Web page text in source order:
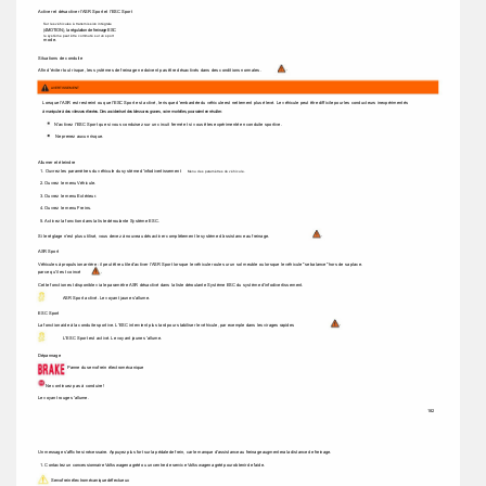
ESC Sport
parce qu'il est coincé
le système peut être commuté sur un sport
Ne continuez pas à conduire !
Allumer et éteindre
Lorsque l'ASR est restreint ou que l'ESC Sport est activé, le risque d'embardée du véhicule est nettement plus élevé. Le véhicule peut être difficile pour les conducteurs inexpérimentés
.
3. Ouvrez le menu Extérieur.
Dépannage
Afin d'éviter tout risque, les systèmes de freinage ne doivent pas être désactivés dans des conditions normales.
Véhicules à propulsion arrière : il peut être utile d'activer l'ASR Sport lorsque le véhicule roule sur un sol meuble ou lorsque le véhicule "se balance" hors de sa place.
Ne prenez aucun risque.
ASR Sport activé. Le voyant jaune s'allume.
(4MOTION), la régulation de freinage ESC
Menu des paramètres du véhicule.
Panne du servofrein électromécanique
AVERTISSEMENT
ASR Sport
182
2. Ouvrez le menu Véhicule.
N'activez l'ESC Sport que si vous conduisez sur un circuit fermé et si vous êtes expérimenté en conduite sportive.
Cette fonction est disponible via le paramètre ASR désactivé dans la liste déroulante Système ESC du système d'infodivertissement.
L'ESC Sport est activé. Le voyant jaune s'allume.
Situations de conduite
Sur les véhicules à transmission intégrale
5. Activez la fonction dans la liste déroulante Système ESC.
.
.
1. Ouvrez les paramètres du véhicule du système d'infodivertissement
La fonction aide à la conduite sportive. L'ESC intervient plus tard pour stabiliser le véhicule, par exemple dans les virages rapides
mode.
Si le réglage n'est plus utilisé, vous devez à nouveau désactiver complètement le système d'assistance au freinage.
Le voyant rouge s'allume.
à manipuler à des vitesses élevées. Des accidents et des blessures graves, voire mortelles, pourraient en résulter.
Activer et désactiver l'ASR Sport et l'ESC Sport
4. Ouvrez le menu Freins.
1. Contactez un concessionnaire Volkswagen agréé ou un centre de service Volkswagen agréé pour obtenir de l'aide.
Servofrein électromécanique défectueux
Un message s'affiche si nécessaire. Appuyez plus fort sur la pédale de frein, car le manque d'assistance au freinage augmentera la distance de freinage.